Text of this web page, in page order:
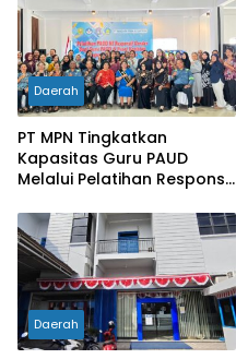
Daerah
PT MPN Tingkatkan
Kapasitas Guru PAUD
Melalui Pelatihan Responsif
Daerah